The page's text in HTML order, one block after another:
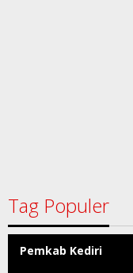
Tag Populer
Pemkab Kediri